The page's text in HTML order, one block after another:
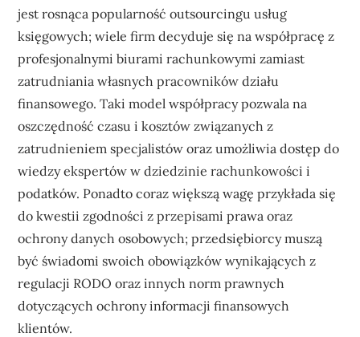
jest rosnąca popularność outsourcingu usług
księgowych; wiele firm decyduje się na współpracę z
profesjonalnymi biurami rachunkowymi zamiast
zatrudniania własnych pracowników działu
finansowego. Taki model współpracy pozwala na
oszczędność czasu i kosztów związanych z
zatrudnieniem specjalistów oraz umożliwia dostęp do
wiedzy ekspertów w dziedzinie rachunkowości i
podatków. Ponadto coraz większą wagę przykłada się
do kwestii zgodności z przepisami prawa oraz
ochrony danych osobowych; przedsiębiorcy muszą
być świadomi swoich obowiązków wynikających z
regulacji RODO oraz innych norm prawnych
dotyczących ochrony informacji finansowych
klientów.